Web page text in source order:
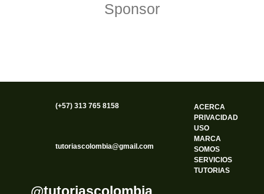
Sponsor
(+57) 313 765 8158
tutoriascolombia@gmail.com
ACERCA
PRIVACIDAD
USO
MARCA
SOMOS
SERVICIOS
TUTORIAS